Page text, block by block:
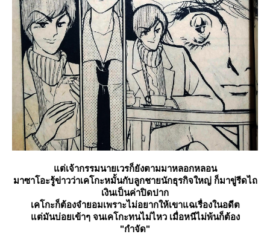
ต่เจ้ากรรมนายเวรก็ยังตามมาหลอกหลอน
มาซาโอะรู้ข่าวว่าเคโกะหมั้นกับลูกชายนักธุรกิจใหญ่ ก็มาขู่รีดไถ
เงินเป็นค่าปิดปาก
เคโกะก็ต้องจำยอมเพราะไม่อยากให้เขาแฉเรื่องในอดีต
ต่มันบ่อยเข้าๆ จนเคโกะทนไม่ไหว เมื่อหนีไม่พ้นก็ต้อง
"กำจัด"